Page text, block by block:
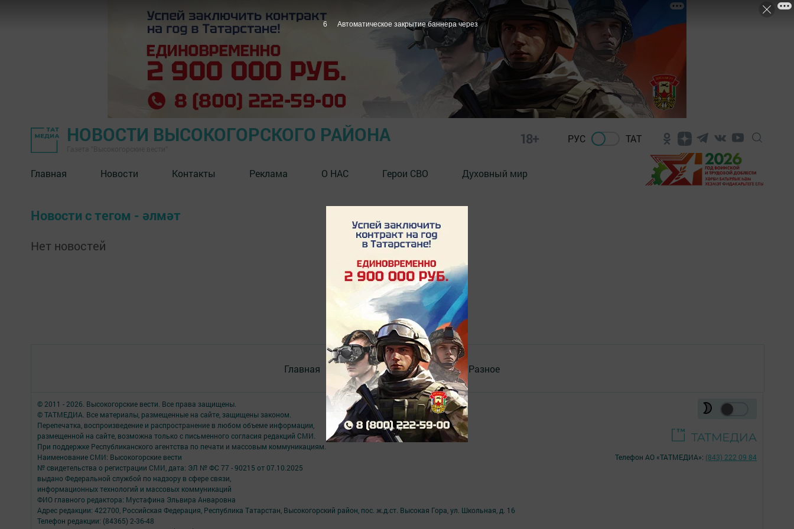
НОВОСТИ ВЫСОКОГОРСКОГО РАЙОНА 18+ РУС ТАТ
Главная Новости Контакты Реклама О НАС Герои СВО Духовный мир
Новости с тегом - әлмәт
Нет новостей
Главная Контакты Документы Разное
© 2011 - 2026. Высокогорские вести. Все права защищены.
© ТАТМЕДИА. Все материалы, размещенные на сайте, защищены законом.
Перепечатка, воспроизведение и распространение в любом объеме информации,
размещенной на сайте, возможна только с письменного согласия редакций СМИ.
При поддержке Республиканского агентства по печати и массовым коммуникациям.
Наименование СМИ: Высокогорские вести
№ свидетельства о регистрации СМИ, дата: ЭЛ № ФС 77 - 90215 от 07.10.2025
выдано Федеральной службой по надзору в сфере связи,
информационных технологий и массовых коммуникаций
ФИО главного редактора: Мустафина Эльвира Анваровна
Адрес редакции: 422700, Российская Федерация, Республика Татарстан, Высокогорский район, пос. ж.д.ст. Высокая Гора, ул. Школьная, д. 16
Телефон редакции: (84365) 2-36-48
Телефон АО «ТАТМЕДИА»: (843) 222 09 84
6 Автоматическое закрытие баннера через